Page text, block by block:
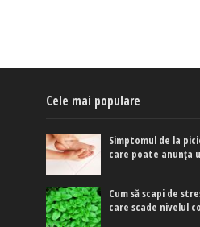
Cele mai populare
Simptomul de la
care poate anunța
Cum să scapi de
care scade nivelul